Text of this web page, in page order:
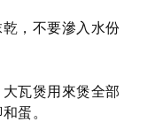
，不要滲入水份
瓦煲用來煲全部
蛋。